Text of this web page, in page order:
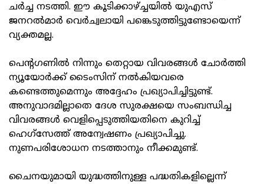
ചര്‍ച്ച നടത്തി. ഈ കൂടിക്കാഴ്ച്ചയില്‍ യുഎസ്
ജനറല്‍മാര്‍ വെര്‍ച്വലായി പങ്കെടുത്തിട്ടുണ്ടോയെന്ന്
വ്യക്തമല്ല.
പെന്റഗണില്‍ നിന്നും തെറ്റായ വിവരങ്ങള്‍ ചോര്‍ത്തി
ന്യൂയോര്‍ക്ക് ടൈംസിന് നല്‍കിയവരെ
കണ്ടെത്തുമെന്നും അദ്ദേഹം പ്രഖ്യാപിച്ചിട്ടുണ്ട്.
അനുവാദമില്ലാതെ ദേശ സുരക്ഷയെ സംബന്ധിച്ച
വിവരങ്ങള്‍ വെളിപ്പെടുത്തിയതിനെ കുറിച്ച്
ഹെഗ്‌സേത്ത് അന്വേഷണം പ്രഖ്യാപിച്ചു.
നുണപരിശോധന നടത്താനും നീക്കമുണ്ട്.
ചൈനയുമായി യുദ്ധത്തിനുള്ള പദ്ധതികളില്ലെന്ന്